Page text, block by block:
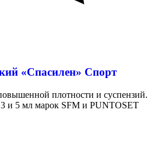
«Спасилен» Спорт
плотности и суспензий.
и 5 мл марок SFM и PUNTOSET